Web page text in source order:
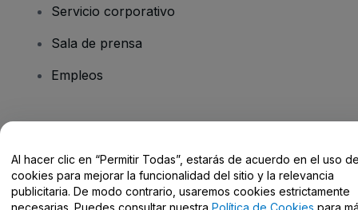
Servicio corporativo
Sala de prensa
Empleos
Centro de Ayuda / Contacto
Al hacer clic en “Permitir Todas”, estarás de acuerdo en el uso
cookies para mejorar la funcionalidad del sitio y la relevancia
publicitaria. De modo contrario, usaremos cookies estrictamente
necesarias. Puedes consultar nuestra Política de Cookies para